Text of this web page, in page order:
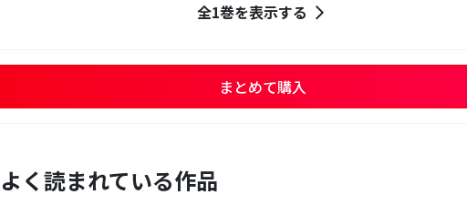
全1巻を表示する
まとめて購入
く読まれている作品